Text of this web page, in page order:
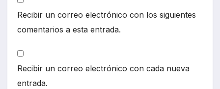
Recibir un correo electrónico con los siguientes
comentarios a esta entrada.
Recibir un correo electrónico con cada nueva
entrada.